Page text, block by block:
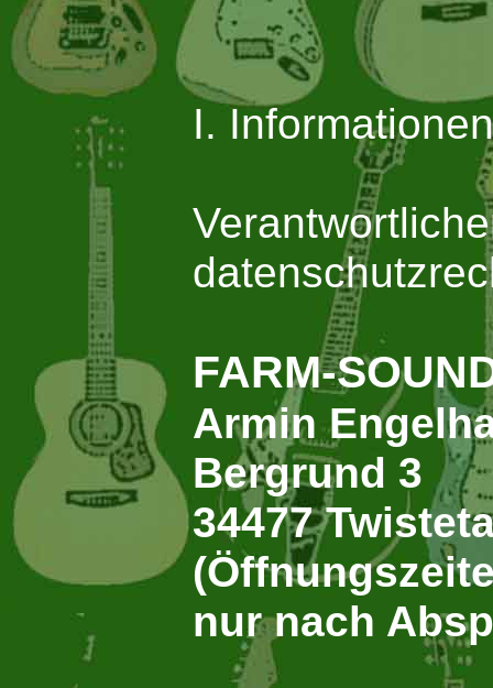
I.
FARM-
Armin
Bergrund 3
34477
nur nach